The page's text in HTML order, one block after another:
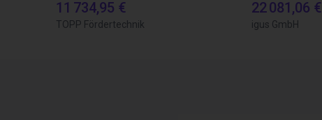
11 734,95 €
TOPP Fördertechnik
22 081,06 €
igus GmbH